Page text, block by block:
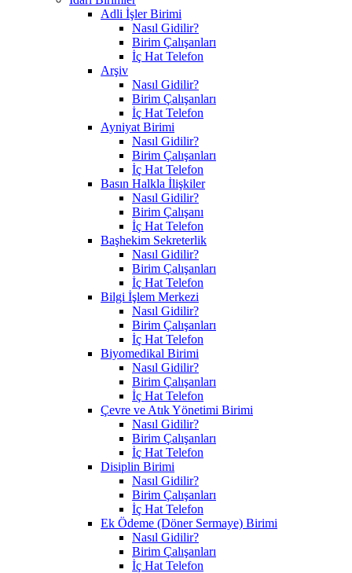
Adli İşler Birimi
Nasıl Gidilir?
Birim Çalışanları
İç Hat Telefon
Arşiv
Nasıl Gidilir?
Birim Çalışanları
İç Hat Telefon
Ayniyat Birimi
Nasıl Gidilir?
Birim Çalışanları
İç Hat Telefon
Basın Halkla İlişkiler
Nasıl Gidilir?
Birim Çalışanı
İç Hat Telefon
Başhekim Sekreterlik
Nasıl Gidilir?
Birim Çalışanları
İç Hat Telefon
Bilgi İşlem Merkezi
Nasıl Gidilir?
Birim Çalışanları
İç Hat Telefon
Biyomedikal Birimi
Nasıl Gidilir?
Birim Çalışanları
İç Hat Telefon
Çevre ve Atık Yönetimi Birimi
Nasıl Gidilir?
Birim Çalışanları
İç Hat Telefon
Disiplin Birimi
Nasıl Gidilir?
Birim Çalışanları
İç Hat Telefon
Ek Ödeme (Döner Sermaye) Birimi
Nasıl Gidilir?
Birim Çalışanları
İç Hat Telefon